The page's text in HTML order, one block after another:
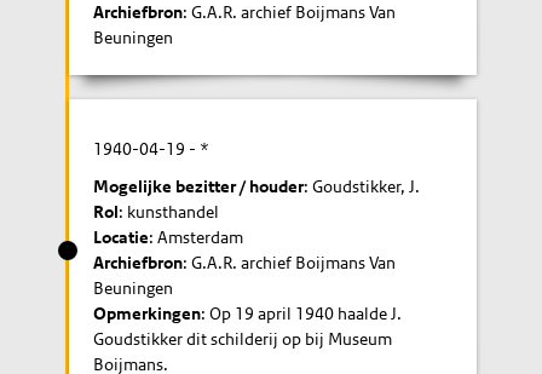
Archiefbron: G.A.R. archief Boijmans Van
Beuningen
1940-04-19 - *
Mogelijke bezitter / houder: Goudstikker, J.
Rol: kunsthandel
Locatie: Amsterdam
Archiefbron: G.A.R. archief Boijmans Van
Beuningen
Opmerkingen: Op 19 april 1940 haalde J.
Goudstikker dit schilderij op bij Museum
Boijmans.